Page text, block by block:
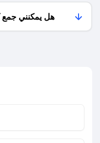
هل يمكنني